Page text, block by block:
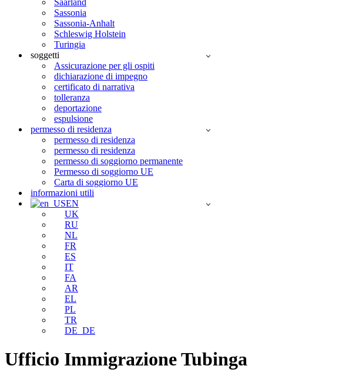
Saarland
Sassonia
Sassonia-Anhalt
Schleswig Holstein
Turingia
soggetti
Assicurazione per gli ospiti
dichiarazione di impegno
certificato di narrativa
tolleranza
deportazione
espulsione
permesso di residenza
permesso di residenza
permesso di residenza
permesso di soggiorno permanente
Permesso di soggiorno UE
Carta di soggiorno UE
informazioni utili
EN
UK
RU
NL
FR
ES
IT
FA
AR
EL
PL
TR
DE_DE
Ufficio Immigrazione Tubinga